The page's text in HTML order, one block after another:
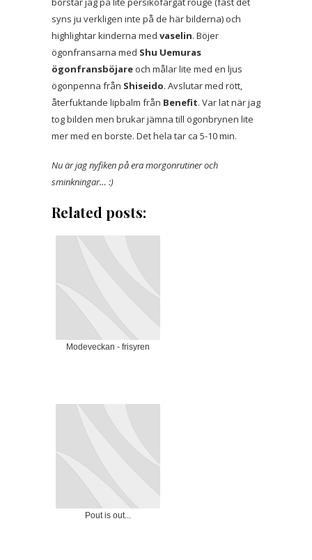
syns ju verkligen inte på de här bilderna) och
highlightar kinderna med vaselin. Böjer
ögonfransarna med Shu Uemuras
ögonfransböjare och målar lite med en ljus
ögonpenna från Shiseido. Avslutar med rött,
återfuktande lipbalm från Benefit. Var lat när jag
tog bilden men brukar jämna till ögonbrynen lite
mer med en borste. Det hela tar ca 5-10 min.
Nu är jag nyfiken på era morgonrutiner och
sminkningar… :)
Related posts:
Modeveckan - frisyren
Pout is out...